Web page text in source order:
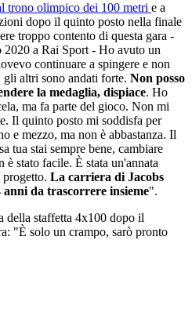
trono olimpico dei 100 metri e a
dopo il quinto posto nella finale
troppo contento di questa gara -
a Rai Sport - Ho avuto un
continuare a spingere e non
altri sono andati forte. Non posso
la medaglia, dispiace. Ho
ma fa parte del gioco. Non mi
Il quinto posto mi soddisfa per
e mezzo, ma non è abbastanza. Il
tua stai sempre bene, cambiare
è stato facile. È stata un'annata
La carriera di Jacobs
da trascorrere insieme".
della staffetta 4x100 dopo il
"È solo un crampo, sarò pronto